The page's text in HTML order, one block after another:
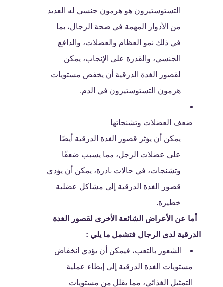
التستوستيرون هو هرمون جنسي له العديد
من الأدوار المهمة في صحة الرجال، بما
في ذلك نمو العظام والعضلات، والدافع
الجنسي، والقدرة على الإنجاب، يمكن
لقصور الغدة الدرقية أن يخفض مستويات
هرمون التستوستيرون في الدم.
ضعف العضلات وتشنجاتها
يمكن أن يؤثر قصور الغدة الدرقية أيضًا
على عضلات الرجل، مما يسبب ضعفًا
وتشنجات، في حالات نادرة، يمكن أن يؤدي
قصور الغدة الدرقية إلى مشاكل عضلية
خطيرة.
أما عن الأعراض الشائعة الأخرى لقصور الغدة
الدرقية لدى الرجال فتشمل ما يلي :
الشعور بالتعب، فيمكن أن يؤدي انخفاض
مستويات الغدة الدرقية إلى إبطاء عملية
التمثيل الغذائي، مما يقلل من مستويات